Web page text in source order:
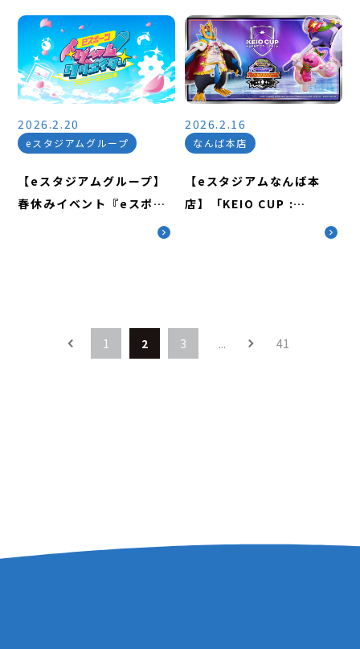
2026.2.20
eスタジアムグループ
【eスタジアムグループ】
春休みイベント『eスポー
ツゲームクリエイターアカ
2026.2.16
なんば本店
【eスタジアムなんば本
店】「KEIO CUP :
らせ
1 2 3 ... 41